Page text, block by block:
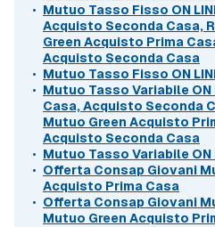
Mutuo Tasso Fisso ON
Acquisto Seconda Casa,
Green Acquisto Prima
Acquisto Seconda Casa
Mutuo Tasso Fisso ON
Mutuo Tasso Variabile
Casa, Acquisto Seconda
Mutuo Green Acquisto
Acquisto Seconda Casa
Mutuo Tasso Variabile ON
Offerta Consap Giovani
Acquisto Prima Casa
Offerta Consap Giovani
Mutuo Green Acquisto